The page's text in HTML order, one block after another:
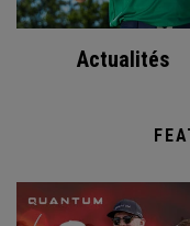
Actualités